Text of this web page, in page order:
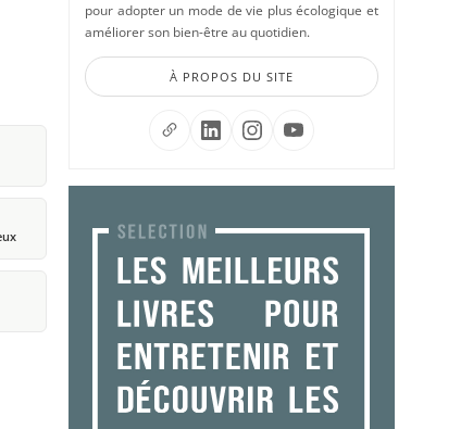
pour adopter un mode de vie plus écologique et
améliorer son bien-être au quotidien.
À PROPOS DU SITE